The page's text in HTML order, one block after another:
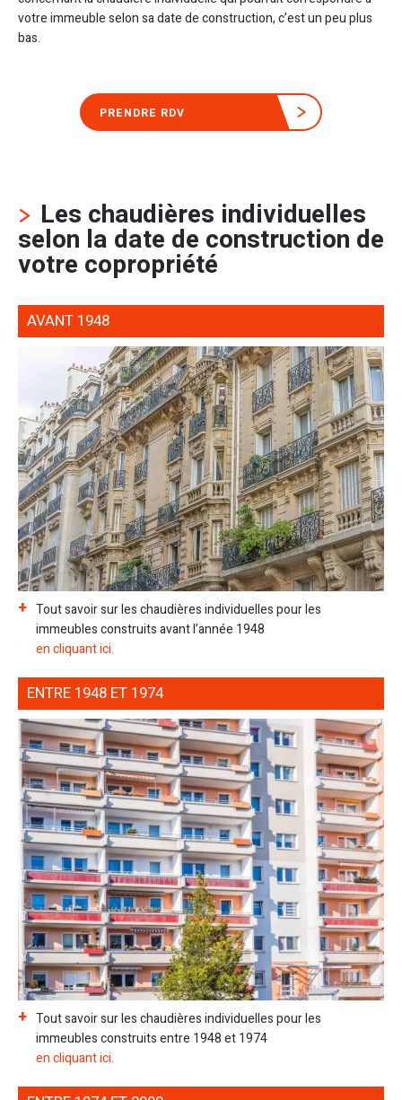
votre immeuble selon sa date de construction, c’est un peu plus
bas.
PRENDRE RDV
Les chaudières individuelles
selon la date de construction de
votre copropriété
AVANT 1948
Tout savoir sur les chaudières individuelles pour les
immeubles construits avant l’année 1948
en cliquant ici.
ENTRE 1948 ET 1974
Tout savoir sur les chaudières individuelles pour les
immeubles construits entre 1948 et 1974
en cliquant ici.